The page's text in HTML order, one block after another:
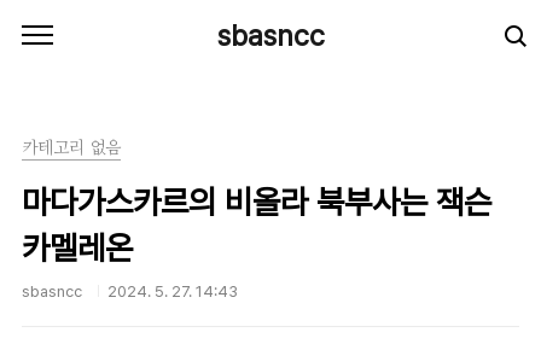
sbasncc
카테고리 없음
마다가스카르의 비올라 북부사는 잭슨
카멜레온
sbasncc 2024. 5. 27. 14:43